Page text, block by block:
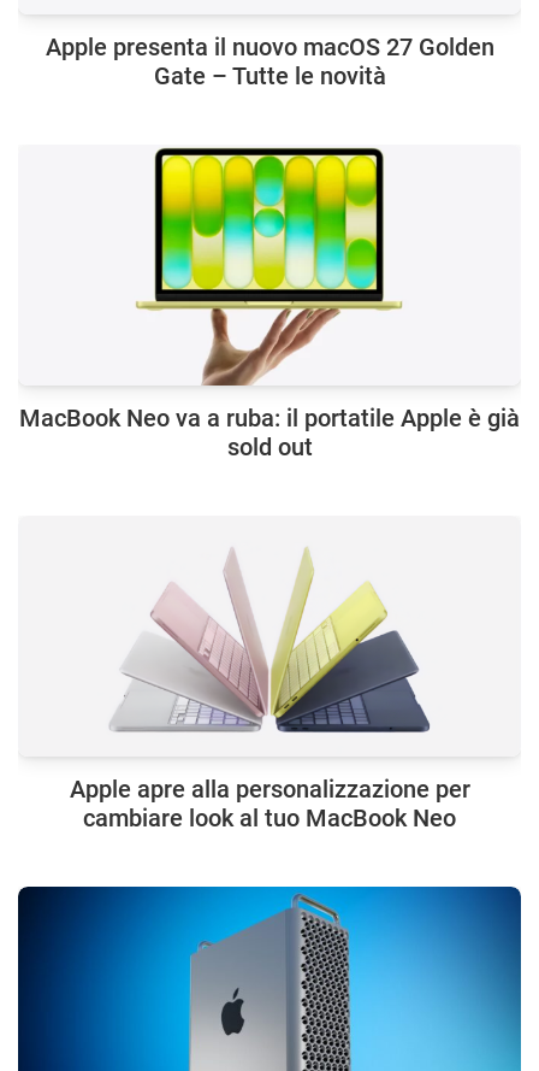
Apple presenta il nuovo macOS 27 Golden
Gate – Tutte le novità
MacBook Neo va a ruba: il portatile Apple è già
sold out
Apple apre alla personalizzazione per
cambiare look al tuo MacBook Neo